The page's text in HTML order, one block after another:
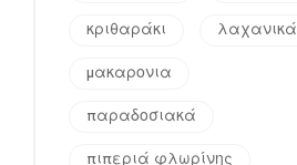
κριθαράκι λαχανικά
μακαρονια
παραδοσιακά
πιπεριά φλωρίνης